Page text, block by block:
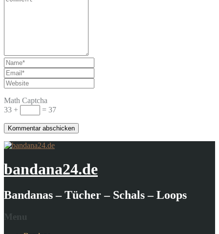
Math Captcha
33 +
= 37
bandana24.de
Bandanas – Tücher – Schals – Loops
Menu